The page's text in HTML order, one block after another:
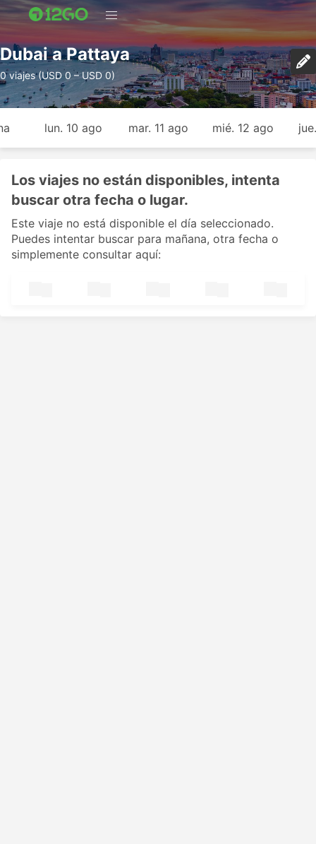
Dubai a Pattaya
0 viajes (USD 0 – USD 0)
lun. 10 ago mar. 11 ago mié. 12 ago
Los viajes no están disponibles, intenta
buscar otra fecha o lugar.
Este viaje no está disponible el día seleccionado.
Puedes intentar buscar para mañana, otra fecha o
simplemente consultar aquí: